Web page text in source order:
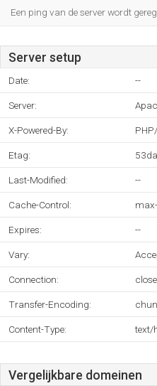
Een ping van de server wordt
Server setup
Date: --
Server:
X-Powered-By:
Etag:
Last-Modified: --
Cache-Control:
Expires: --
Vary:
Connection: close
Transfer-Encoding:
Content-Type: text/
Vergelijkbare domeinen